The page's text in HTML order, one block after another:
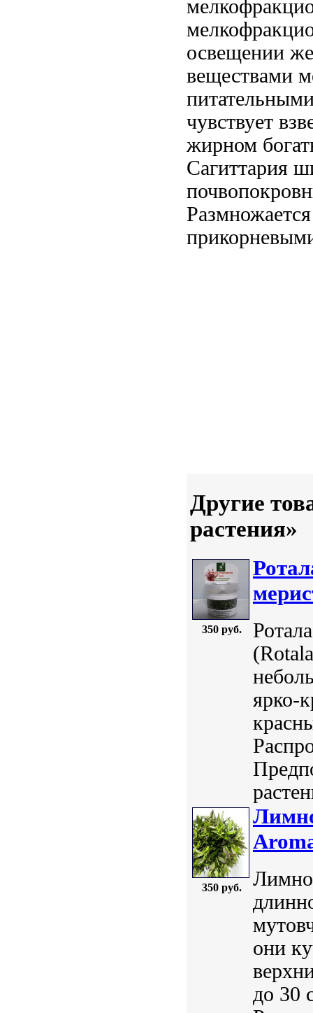
освещении
веществами
чувствует
жирном
Сагиттария
Другие
растения»
350 руб.
ярко-
350 руб.
они
до 30